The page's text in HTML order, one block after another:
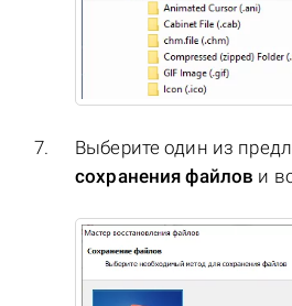
Выберите один из
сохранения файлов и